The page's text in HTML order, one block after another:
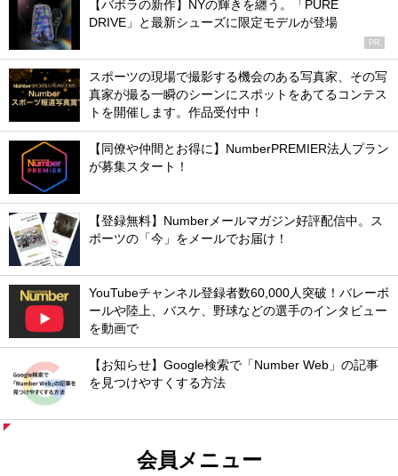
【バボラの新作】NYの輝きを纏う。「PURE
DRIVE」と最新シューズに限定モデルが登場
PR
スポーツの現場で撮影する機会のある写真家、その写
真家が撮る一瞬のシーンにスポットをあてるコンテス
トを開催します。作品受付中！
【同僚や仲間とお得に】NumberPREMIER法人プラン
が募集スタート！
【登録無料】Numberメールマガジン好評配信中。ス
ポーツの「今」をメールでお届け！
YouTubeチャンネル登録者数60,000人突破！バレーボ
ールや陸上、バスケ、野球などの選手のインタビュー
を動画で
【お知らせ】Google検索で「Number Web」の記事
を見つけやすくする方法
会員メニュー